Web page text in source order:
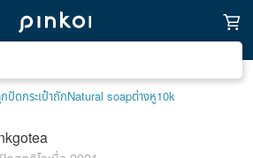
ปัดกระเป๋าถักNatural soapต่างหู10k